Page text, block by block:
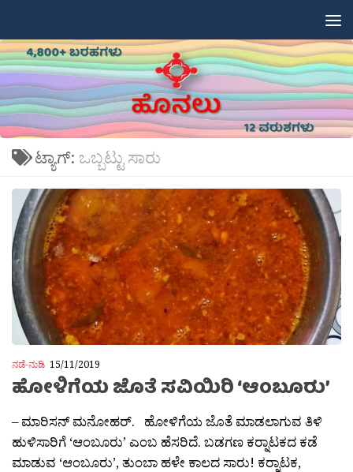
ಟ್ಯಾಗ್: ಒಬ್ಬಟ್ಟು ಸಾರು
ನಡೆ-ನುಡಿ 15/11/2019
ಹೋಳಿಗೆಯ ಜೊತೆ ಸವಿಯಿರಿ ‘ಆಂಬೂರು’
– ಮಾರಿಸನ್ ಮನೋಹರ್. ಹೋಳಿಗೆಯ ಜೊತೆ ಮಾಡಲಾಗುವ ತಿಳಿ
ಹುಳಿಸಾರಿಗೆ ‘ಆಂಬೂರು’ ಎಂಬ ಹೆಸರಿದೆ. ಬಡಗಣ ಕರ‍್ನಾಟಕದ ಕಡೆ
ಮಾಡುವ ‘ಆಂಬೂರು’, ತುಂಬಾ ಹಳೇ ಕಾಲದ ಸಾರು! ಕರ‍್ನಾಟಕ,